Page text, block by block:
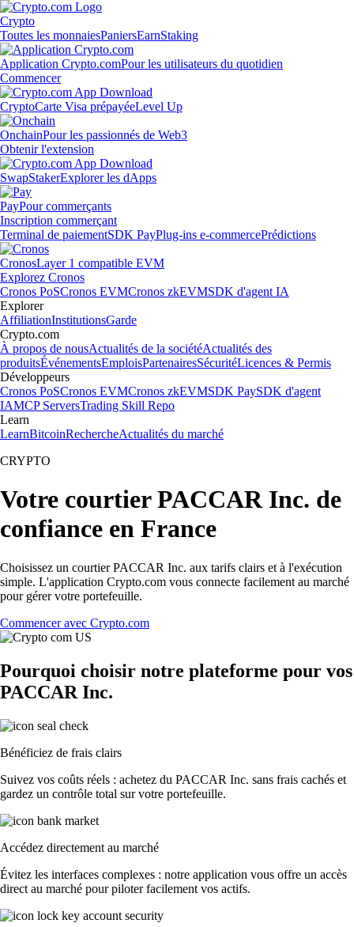
Crypto
Toutes les monnaiesPaniersEarnStaking
Application Crypto.comPour les utilisateurs du quotidien
Commencer
CryptoCarte Visa prépayéeLevel Up
OnchainPour les passionnés de Web3
Obtenir l'extension
SwapStakerExplorer les dApps
PayPour commerçants
Inscription commerçant
Terminal de paiementSDK PayPlug-ins e-commercePrédictions
CronosLayer 1 compatible EVM
Explorez Cronos
Cronos PoSCronos EVMCronos zkEVMSDK d'agent IA
Explorer
AffiliationInstitutionsGarde
Crypto.com
À propos de nousActualités de la sociétéActualités des
produitsÉvénementsEmploisPartenairesSécuritéLicences & Permis
Développeurs
Cronos PoSCronos EVMCronos zkEVMSDK PaySDK d'agent
IAMCP ServersTrading Skill Repo
Learn
LearnBitcoinRechercheActualités du marché
CRYPTO
Votre courtier PACCAR Inc. de
confiance en France
Choisissez un courtier PACCAR Inc. aux tarifs clairs et à l'exécution
simple. L'application Crypto.com vous connecte facilement au marché
pour gérer votre portefeuille.
Commencer avec Crypto.com
Pourquoi choisir notre plateforme pour vos
PACCAR Inc.
Bénéficiez de frais clairs
Suivez vos coûts réels : achetez du PACCAR Inc. sans frais cachés et
gardez un contrôle total sur votre portefeuille.
Accédez directement au marché
Évitez les interfaces complexes : notre application vous offre un accès
direct au marché pour piloter facilement vos actifs.